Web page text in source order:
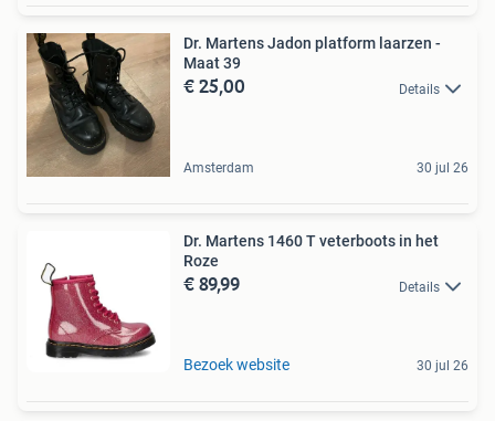
Dr. Martens Jadon platform laarzen -
Maat 39
€ 25,00 Details
Amsterdam 30 jul 26
Dr. Martens 1460 T veterboots in het
Roze
€ 89,99 Details
Bezoek website 30 jul 26